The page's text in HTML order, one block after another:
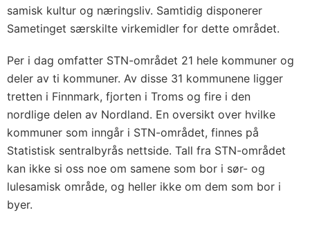
samisk kultur og næringsliv. Samtidig disponerer
Sametinget særskilte virkemidler for dette området.
Per i dag omfatter STN-området 21 hele kommuner og
deler av ti kommuner. Av disse 31 kommunene ligger
tretten i Finnmark, fjorten i Troms og fire i den
nordlige delen av Nordland. En oversikt over hvilke
kommuner som inngår i STN-området, finnes på
Statistisk sentralbyrås nettside. Tall fra STN-området
kan ikke si oss noe om samene som bor i sør- og
lulesamisk område, og heller ikke om dem som bor i
byer.